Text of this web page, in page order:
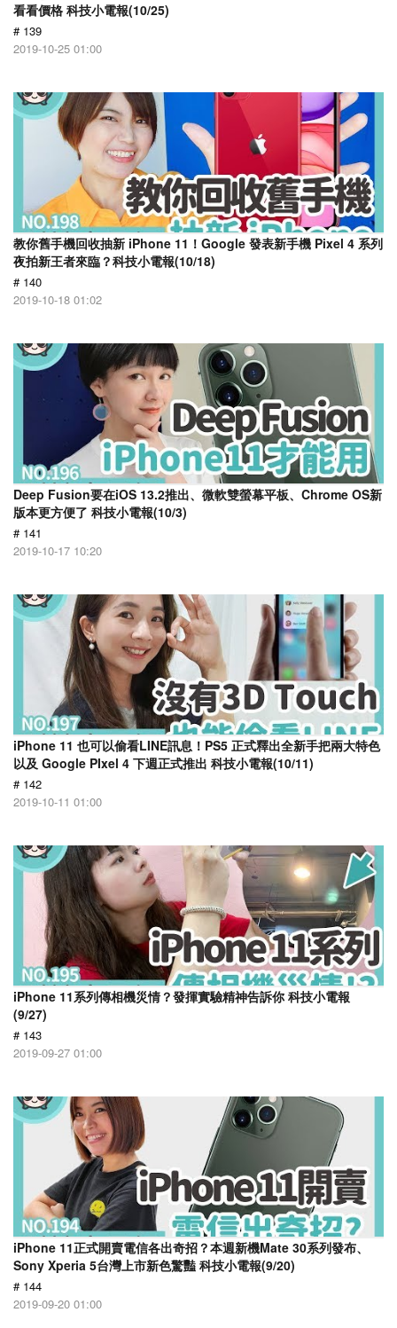
看看價格 科技小電報(10/25)
# 139
2019-10-25 01:00
教你舊手機回收抽新 iPhone 11！Google 發表新手機 Pixel 4 系列
夜拍新王者來臨？科技小電報(10/18)
# 140
2019-10-18 01:02
Deep Fusion要在iOS 13.2推出、微軟雙螢幕平板、Chrome OS新
版本更方便了 科技小電報(10/3)
# 141
2019-10-17 10:20
iPhone 11 也可以偷看LINE訊息！PS5 正式釋出全新手把兩大特色
以及 Google PIxel 4 下週正式推出 科技小電報(10/11)
# 142
2019-10-11 01:00
iPhone 11系列傳相機災情？發揮實驗精神告訴你 科技小電報
(9/27)
# 143
2019-09-27 01:00
iPhone 11正式開賣電信各出奇招？本週新機Mate 30系列發布、
Sony Xperia 5台灣上市新色驚豔 科技小電報(9/20)
# 144
2019-09-20 01:00